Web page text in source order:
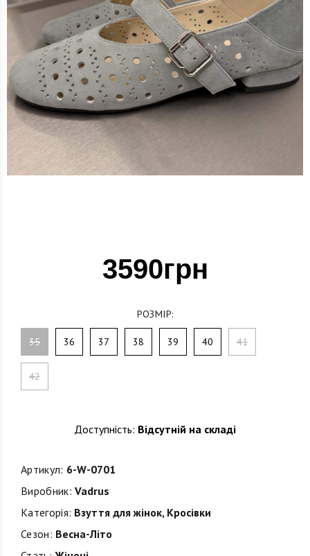
3590грн
РОЗМІР:
35 36 37 38 39 40 41
42
Доступність: Відсутній на складі
Артикул: 6-W-0701
Виробник: Vadrus
Категорія: Взуття для жінок, Кросівки
Сезон: Весна-Літо